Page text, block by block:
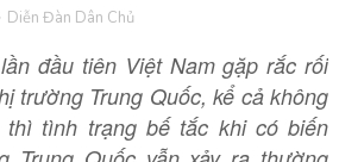
Diễn Đàn Dân Chủ
đầu tiên Việt Nam gặp rắc rối
trường Trung Quốc, kể cả không
tình trạng bế tắc khi có biến